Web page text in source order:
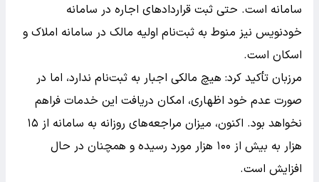
سامانه است. حتی ثبت قراردادهای اجاره در سامانه
خودنویس نیز منوط به ثبت‌نام اولیه مالک در سامانه املاک و
اسکان است.
مرزبان تأکید کرد: هیچ مالکی اجبار به ثبت‌نام ندارد، اما در
صورت عدم خود اظهاری، امکان دریافت این خدمات فراهم
نخواهد بود. اکنون، میزان مراجعه‌های روزانه به سامانه از ۱۵
هزار به بیش از ۱۰۰ هزار مورد رسیده و همچنان در حال
افزایش است.